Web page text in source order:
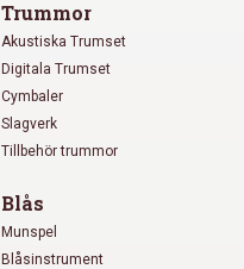
Trummor
Akustiska Trumset
Digitala Trumset
Cymbaler
Slagverk
Tillbehör trummor
Blås
Munspel
Blåsinstrument